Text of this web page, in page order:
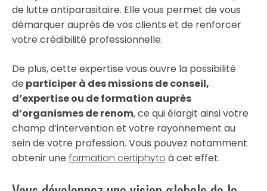
de lutte antiparasitaire. Elle vous permet de vous
démarquer auprès de vos clients et de renforcer
votre crédibilité professionnelle.
De plus, cette expertise vous ouvre la possibilité
de participer à des missions de conseil,
d’expertise ou de formation auprès
d’organismes de renom, ce qui élargit ainsi votre
champ d’intervention et votre rayonnement au
sein de votre profession. Vous pouvez notamment
obtenir une formation certiphyto à cet effet.